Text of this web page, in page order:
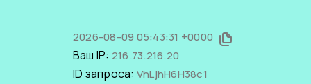
2026-08-09 05:43:31 +0000
Ваш IP: 216.73.216.20
ID запроса: VhLjhH6H38c1